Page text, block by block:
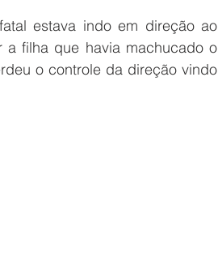
estava indo em direção ao
a filha que havia machucado o
o controle da direção vindo